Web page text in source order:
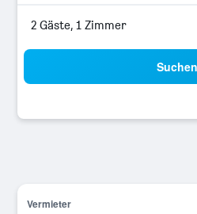
2 Gäste, 1 Zimmer
Suchen
Vermieter